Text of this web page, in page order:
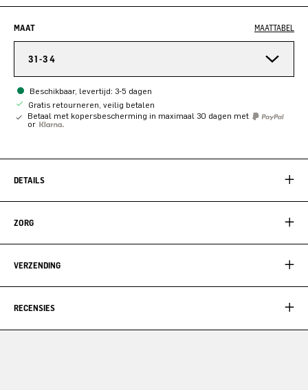
MAAT MAATTABEL
31-34
Beschikbaar, levertijd: 3-5 dagen
Gratis retourneren, veilig betalen
Betaal met kopersbescherming in maximaal 30 dagen met
or
DETAILS
ZORG
VERZENDING
RECENSIES